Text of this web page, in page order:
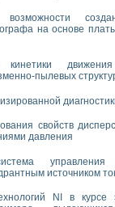
возможности
на основе
кинетики
пылевых
свойств
давления
управления
источником
NI в курсе